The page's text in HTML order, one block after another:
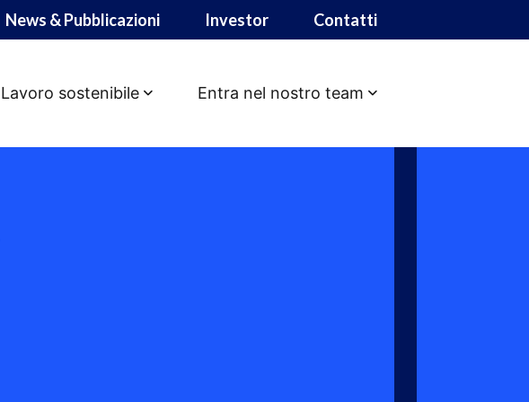
News & Pubblicazioni Investor Contatti
Lavoro sostenibile Entra nel nostro team